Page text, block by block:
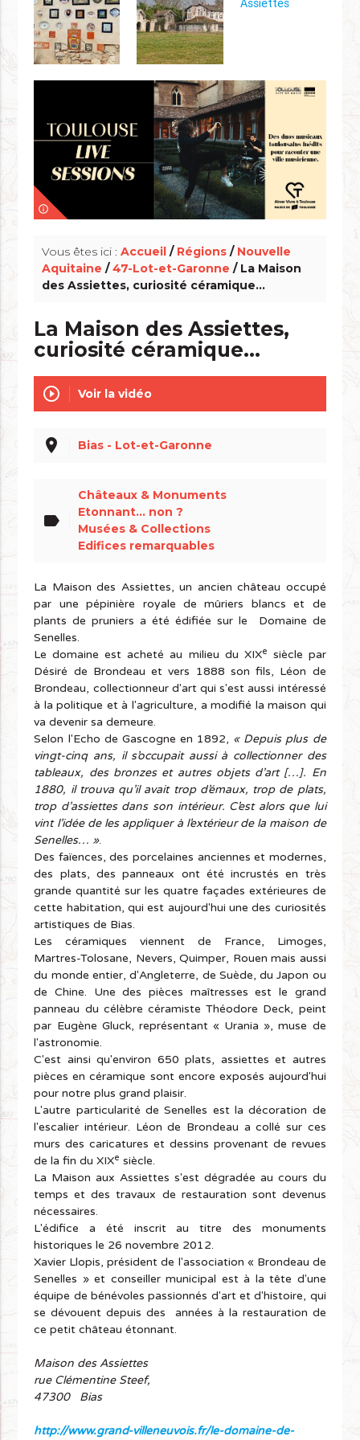
info_outline
Vous êtes ici :Accueil / Régions / Nouvelle
Aquitaine /47-Lot-et-Garonne / La Maison
des Assiettes, curiosité céramique...
La Maison des Assiettes,
curiosité céramique...
play_circle_outline Voir la vidéo
place Bias - Lot-et-Garonne
label
Châteaux & Monuments
Etonnant... non ?
Musées & Collections
Edifices remarquables
La Maison des Assiettes, un ancien château occupé
par une pépinière royale de mûriers blancs et de
plants de pruniers a été édifiée sur le Domaine de
Senelles.
Le domaine est acheté au milieu du XIXe
siècle par
Désiré de Brondeau et vers 1888 son fils, Léon de
Brondeau, collectionneur d'art qui s'est aussi intéressé
à la politique et à l'agriculture, a modifié la maison qui
va devenir sa demeure.
Selon l'Echo de Gascogne en 1892, « Depuis plus de
vingt-cinq ans, il s’occupait aussi à collectionner des
tableaux, des bronzes et autres objets d’art […]. En
1880, il trouva qu’il avait trop d’émaux, trop de plats,
trop d’assiettes dans son intérieur. C’est alors que lui
vint l’idée de les appliquer à l’extérieur de la maison de
Senelles… ».
Des faïences, des porcelaines anciennes et modernes,
des plats, des panneaux ont été incrustés en très
grande quantité sur les quatre façades extérieures de
cette habitation, qui est aujourd'hui une des curiosités
artistiques de Bias.
Les céramiques viennent de France, Limoges,
Martres-Tolosane, Nevers, Quimper, Rouen mais aussi
du monde entier, d'Angleterre, de Suède, du Japon ou
de Chine. Une des pièces maîtresses est le grand
panneau du célèbre céramiste Théodore Deck, peint
par Eugène Gluck, représentant « Urania », muse de
l'astronomie.
C'est ainsi qu'environ 650 plats, assiettes et autres
pièces en céramique sont encore exposés aujourd'hui
pour notre plus grand plaisir.
L'autre particularité de Senelles est la décoration de
l'escalier intérieur. Léon de Brondeau a collé sur ces
murs des caricatures et dessins provenant de revues
de la fin du XIXe siècle.
La Maison aux Assiettes s'est dégradée au cours du
temps et des travaux de restauration sont devenus
nécessaires.
L'édifice a été inscrit au titre des monuments
historiques le 26 novembre 2012.
Xavier Llopis, président de l'association « Brondeau de
Senelles » et conseiller municipal est à la tête d'une
équipe de bénévoles passionnés d'art et d'histoire, qui
se dévouent depuis des années à la restauration de
ce petit château étonnant.
Maison des Assiettes
rue Clémentine Steef,
47300 Bias
http://www.grand-villeneuvois.fr/le-domaine-de-